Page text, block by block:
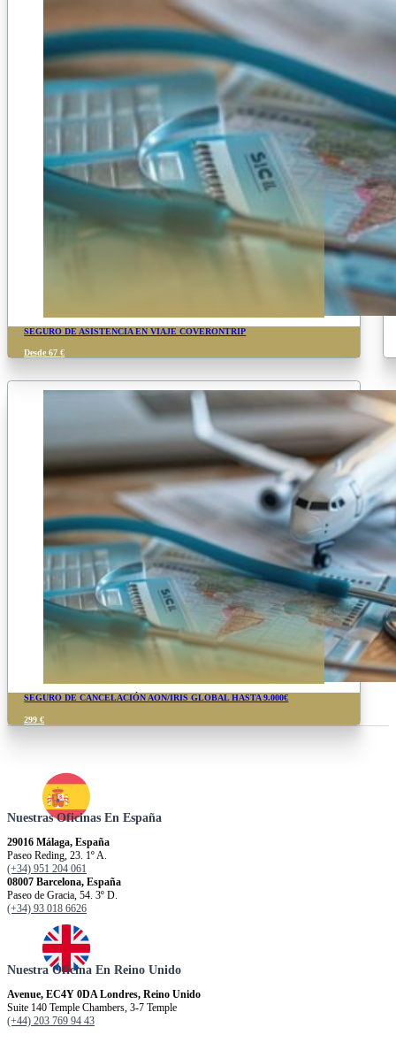
SEGURO DE ASISTENCIA EN VIAJE COVERONTRIP
Desde67€
SEGURO DE CANCELACIÓN AON/IRIS GLOBAL HASTA 9.000€
299€
Nuestras Oficinas En España
29016 Málaga, España
Paseo Reding, 23. 1º A.
(+34) 951 204 061
08007 Barcelona, España
Paseo de Gracia, 54. 3º D.
(+34) 93 018 6626
Nuestra Oficina En Reino Unido
Avenue, EC4Y 0DA Londres, Reino Unido
Suite 140 Temple Chambers, 3-7 Temple
(+44) 203 769 94 43